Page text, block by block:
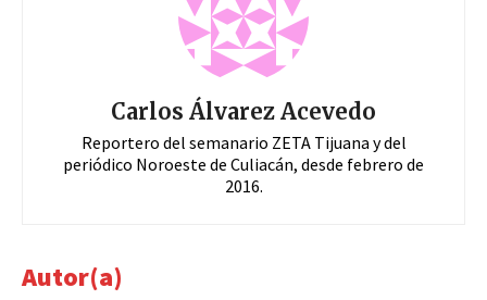
Carlos Álvarez Acevedo
Reportero del semanario ZETA Tijuana y del
periódico Noroeste de Culiacán, desde febrero de
2016.
Autor(a)